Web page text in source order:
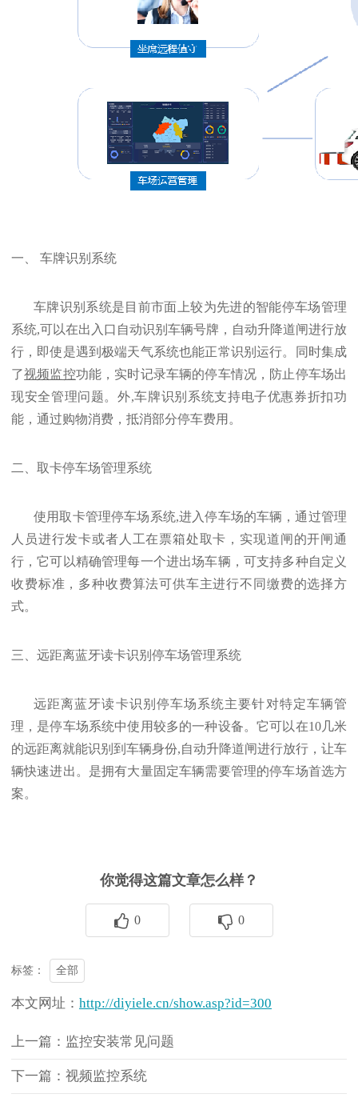
一、 车牌识别系统
车牌识别系统是目前市面上较为先进的智能停车场管理
系统,可以在出入口自动识别车辆号牌，自动升降道闸进行放
行，即使是遇到极端天气系统也能正常识别运行。同时集成
了视频监控功能，实时记录车辆的停车情况，防止停车场出
现安全管理问题。外,车牌识别系统支持电子优惠券折扣功
能，通过购物消费，抵消部分停车费用。
二、取卡停车场管理系统
使用取卡管理停车场系统,进入停车场的车辆，通过管理
人员进行发卡或者人工在票箱处取卡，实现道闸的开闸通
行，它可以精确管理每一个进出场车辆，可支持多种自定义
收费标准，多种收费算法可供车主进行不同缴费的选择方
式。
三、远距离蓝牙读卡识别停车场管理系统
远距离蓝牙读卡识别停车场系统主要针对特定车辆管
理，是停车场系统中使用较多的一种设备。它可以在10几米
的远距离就能识别到车辆身份,自动升降道闸进行放行，让车
辆快速进出。是拥有大量固定车辆需要管理的停车场首选方
案。
你觉得这篇文章怎么样？
0 0
标签： 全部
本文网址： http://diyiele.cn/show.asp?id=300
上一篇：监控安装常见问题
下一篇：视频监控系统